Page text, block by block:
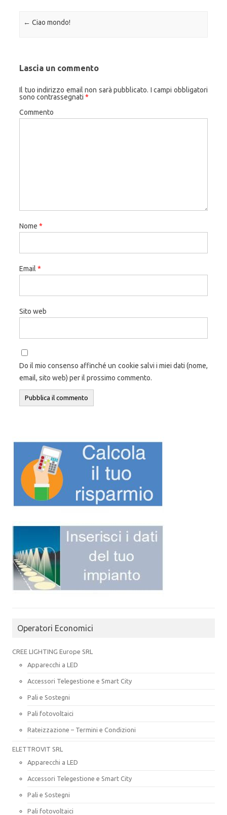
Navigazione articolo
← Ciao mondo!
Lascia un commento
Il tuo indirizzo email non sarà pubblicato. I campi obbligatori
sono contrassegnati *
Commento
Nome *
Email *
Sito web
Do il mio consenso affinché un cookie salvi i miei dati (nome,
email, sito web) per il prossimo commento.
Operatori Economici
CREE LIGHTING Europe SRL
Apparecchi a LED
Accessori Telegestione e Smart City
Pali e Sostegni
Pali fotovoltaici
Rateizzazione – Termini e Condizioni
ELETTROVIT SRL
Apparecchi a LED
Accessori Telegestione e Smart City
Pali e Sostegni
Pali fotovoltaici